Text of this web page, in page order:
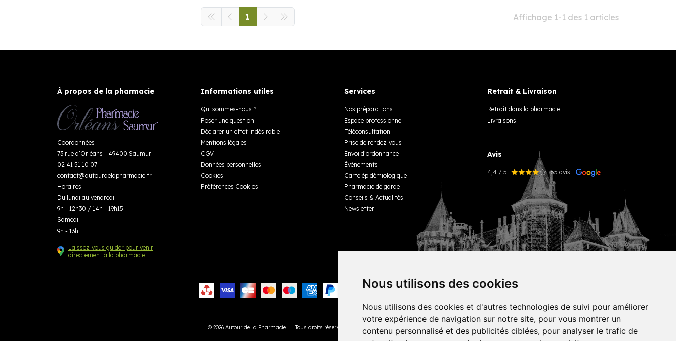
Nous utilisons des cookies
Nous utilisons des cookies et d'autres technologies de suivi pour améliorer
votre expérience de navigation sur notre site, pour vous montrer un
contenu personnalisé et des publicités ciblées, pour analyser le trafic de
Affichage 1-1 des 1 articles
1
À propos de la pharmacie
Coordonnées
73 rue d’Orléans - 49400 Saumur
02 41 51 10 07
contact@autourdelapharmacie.fr
Horaires
Du lundi au vendredi
9h - 12h30 / 14h - 19h15
Samedi
9h - 13h
Laissez-vous guider pour venir
directement à la pharmacie
Informations utiles
Qui sommes-nous ?
Poser une question
Déclarer un effet indésirable
Mentions légales
CGV
Données personnelles
Cookies
Préférences Cookies
Services
Nos préparations
Espace professionnel
Téléconsultation
Prise de rendez-vous
Envoi d’ordonnance
Événements
Carte épidémiologique
Pharmacie de garde
Conseils & Actualités
Newsletter
Retrait & Livraison
Retrait dans la pharmacie
Livraisons
Avis
4,4 / 5 65 avis
© 2026 Autour de la Pharmacie Tous droits réservés Votre pharmacie sur Internet avecApotekisto